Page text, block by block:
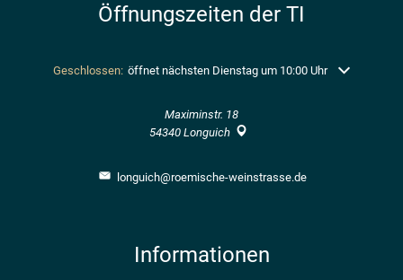
Öffnungszeiten der TI
Klicken, um weitere Öffnungs- oder Schließzeiten auszublenden
Geschlossen: öffnet nächsten Dienstag um 10:00 Uhr
Maximinstr. 18
54340 Longuich
longuich@roemische-weinstrasse.de
Informationen